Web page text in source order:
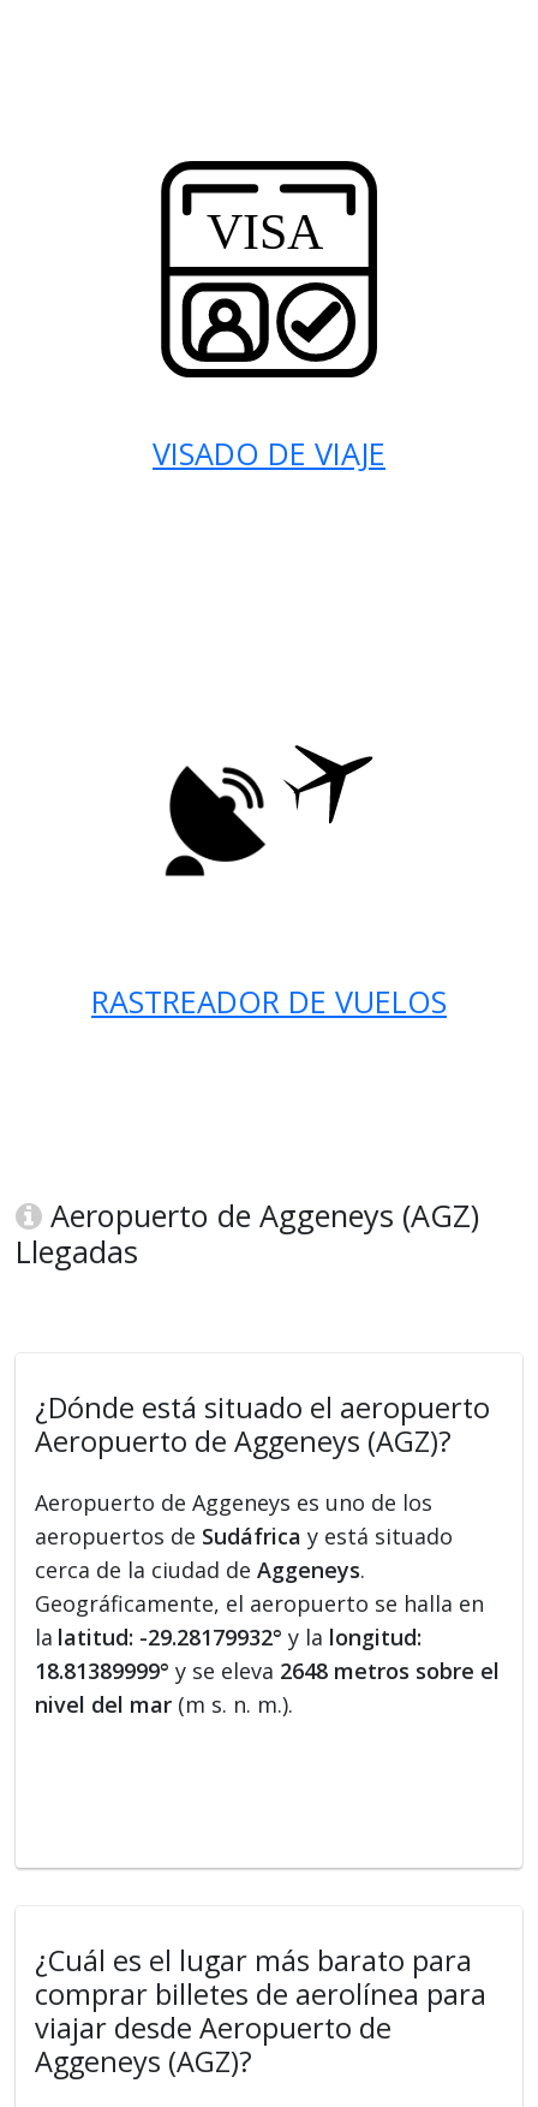
VISADO DE VIAJE
RASTREADOR DE VUELOS
Aeropuerto de Aggeneys (AGZ)
Llegadas
¿Dónde está situado el aeropuerto
Aeropuerto de Aggeneys (AGZ)?
Aeropuerto de Aggeneys es uno de los
aeropuertos de Sudáfrica y está situado
cerca de la ciudad deAggeneys.
Geográficamente, el aeropuerto se halla en
la latitud: -29.28179932° y la longitud:
18.81389999° y se eleva 2648 metros sobre el
nivel del mar (m s. n. m.).
¿Cuál es el lugar más barato para
comprar billetes de aerolínea para
viajar desde Aeropuerto de
Aggeneys (AGZ)?